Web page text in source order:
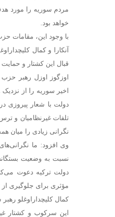
مردم سوریه را مورد
خواهد بود.
با وجود این، مقامات
آنکارا و کمال
قبال این کشتار و
اوزگوز اوزل رهبر
اخیر سوریه را از
دولت با شعار پیروزی
تلفات غیرنظامیان و
نگرانی زیادی را میان
وی افزود: ما
نسبت به وضعیت
دولت ترکیه دعوت
مؤثری برای جلوگیری از
کمال کلیچداراوغلو
این سرکوب و کشتار